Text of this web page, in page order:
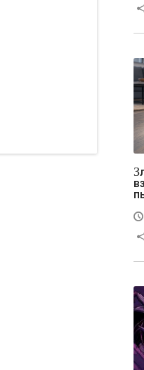
/
Злоумышленники могут
/